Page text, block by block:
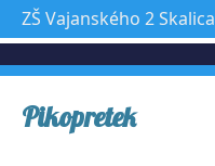
Pikopretek
ZŠ Vajanského 2 Skalica